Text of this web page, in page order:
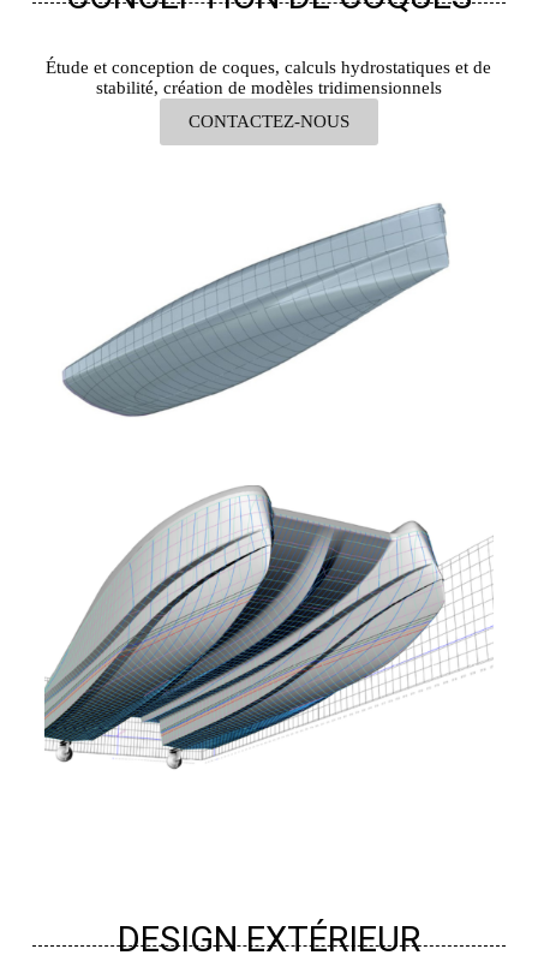
Étude et conception de coques, calculs hydrostatiques et de
stabilité, création de modèles tridimensionnels
CONTACTEZ-NOUS
DESIGN EXTÉRIEUR